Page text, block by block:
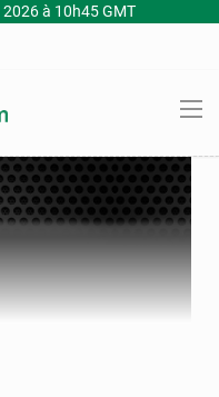
2026 à 10h45 GMT